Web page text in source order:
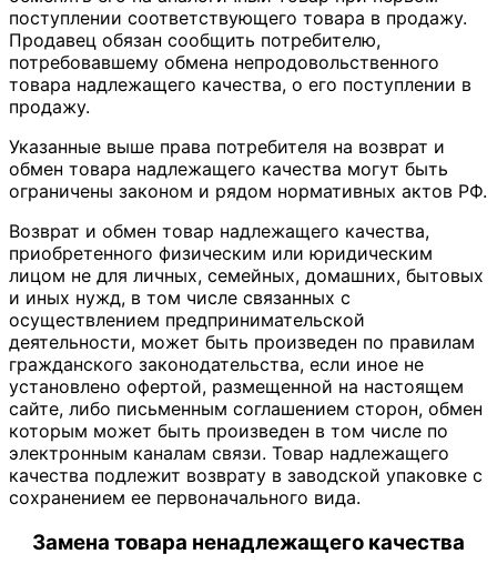
поступлении соответствующего товара в продажу.
Продавец обязан сообщить потребителю,
потребовавшему обмена непродовольственного
товара надлежащего качества, о его поступлении в
продажу.
Указанные выше права потребителя на возврат и
обмен товара надлежащего качества могут быть
ограничены законом и рядом нормативных актов РФ.
Возврат и обмен товар надлежащего качества,
приобретенного физическим или юридическим
лицом не для личных, семейных, домашних, бытовых
и иных нужд, в том числе связанных с
осуществлением предпринимательской
деятельности, может быть произведен по правилам
гражданского законодательства, если иное не
установлено офертой, размещенной на настоящем
сайте, либо письменным соглашением сторон, обмен
которым может быть произведен в том числе по
электронным каналам связи. Товар надлежащего
качества подлежит возврату в заводской упаковке с
сохранением ее первоначального вида.
Замена товара ненадлежащего качества